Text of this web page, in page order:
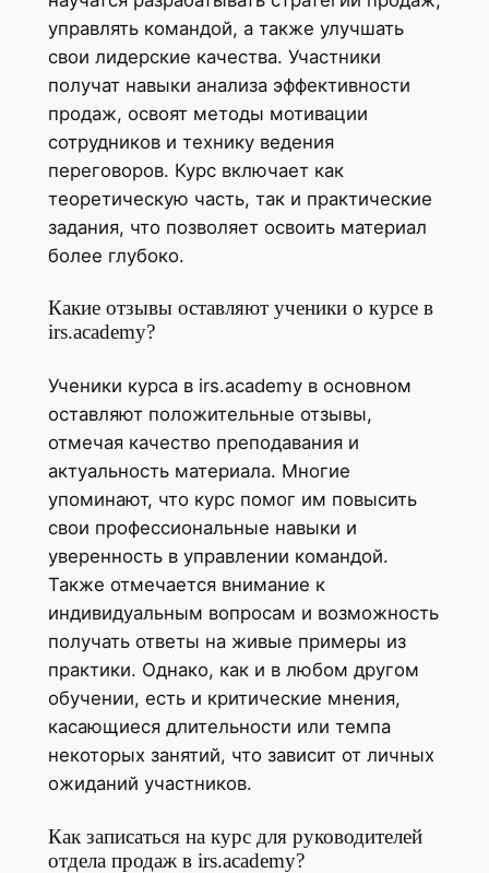
управлять командой, а также улучшать
свои лидерские качества. Участники
получат навыки анализа эффективности
продаж, освоят методы мотивации
сотрудников и технику ведения
переговоров. Курс включает как
теоретическую часть, так и практические
задания, что позволяет освоить материал
более глубоко.
Какие отзывы оставляют ученики о курсе в
irs.academy?
Ученики курса в irs.academy в основном
оставляют положительные отзывы,
отмечая качество преподавания и
актуальность материала. Многие
упоминают, что курс помог им повысить
свои профессиональные навыки и
уверенность в управлении командой.
Также отмечается внимание к
индивидуальным вопросам и возможность
получать ответы на живые примеры из
практики. Однако, как и в любом другом
обучении, есть и критические мнения,
касающиеся длительности или темпа
некоторых занятий, что зависит от личных
ожиданий участников.
Как записаться на курс для руководителей
отдела продаж в irs.academy?